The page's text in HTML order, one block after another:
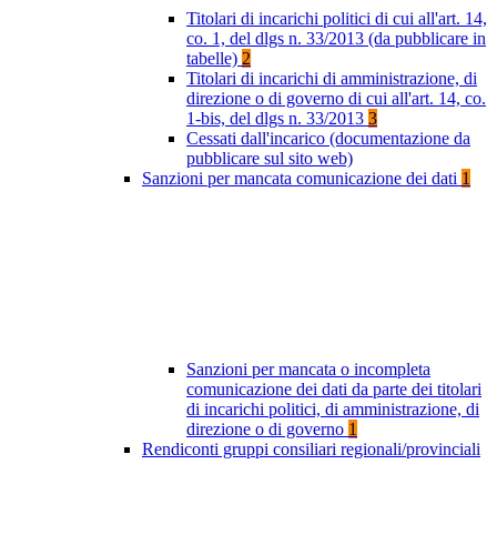
Titolari di incarichi politici di cui all'art. 14,
co. 1, del dlgs n. 33/2013 (da pubblicare in
tabelle) 2
Titolari di incarichi di amministrazione, di
direzione o di governo di cui all'art. 14, co.
1-bis, del dlgs n. 33/2013 3
Cessati dall'incarico (documentazione da
pubblicare sul sito web)
Sanzioni per mancata comunicazione dei dati 1
Sanzioni per mancata o incompleta
comunicazione dei dati da parte dei titolari
di incarichi politici, di amministrazione, di
direzione o di governo 1
Rendiconti gruppi consiliari regionali/provinciali